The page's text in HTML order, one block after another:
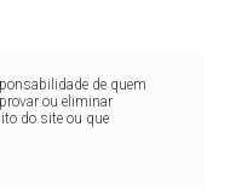
de quem
ou eliminar
do site ou que